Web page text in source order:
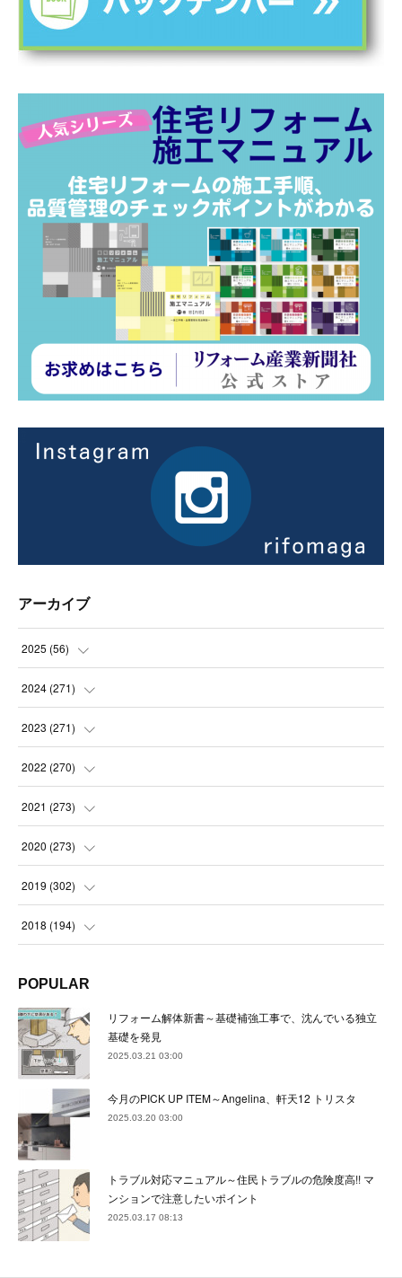
アーカイブ
2025 (56)
(14
(21
(21
2024 (271)
(21
(22
(23
(22
(24)
22)
(22)
(22)
(25
2023 (271)
(22
(23
(23
(21
(23 )
(24
(21
(24)
(21
( 23)
2022 (270)
(23
(23
(22
(23
(22 )
(23
(23
(22)
(24
( 21)
(20)
2021 (273)
(24
(23
(22
(23)
(23
(22)
(23
( 24)
(21)
2020 (273)
(24
(22
(22)
(24
(24)
(23
( 21)
(22)
2019 (302)
(23
(22)
(21)
(27)
(22
33)
(28)
2018 (194)
(17)
(32)
(36)
(30
34)
(8 )
POPULAR
リフォーム解体新書～基礎補強工事で、沈んでいる独立
基礎を発見
2025.03.21 03:00
今月のPICK UP ITEM～Angelina、軒天12 トリスタ
2025.03.20 03:00
トラブル対応マニュアル～住民トラブルの危険度高!! マ
ンションで注意したいポイント
2025.03.17 08:13